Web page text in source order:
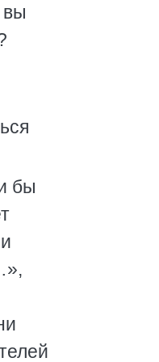
вы
бы